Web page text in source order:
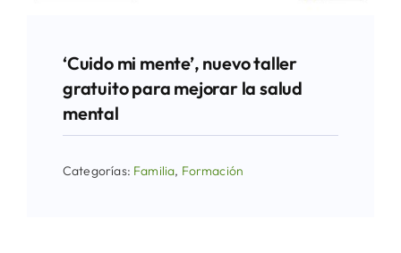
‘Cuido mi mente’, nuevo taller
gratuito para mejorar la salud
mental
Categorías: Familia, Formación